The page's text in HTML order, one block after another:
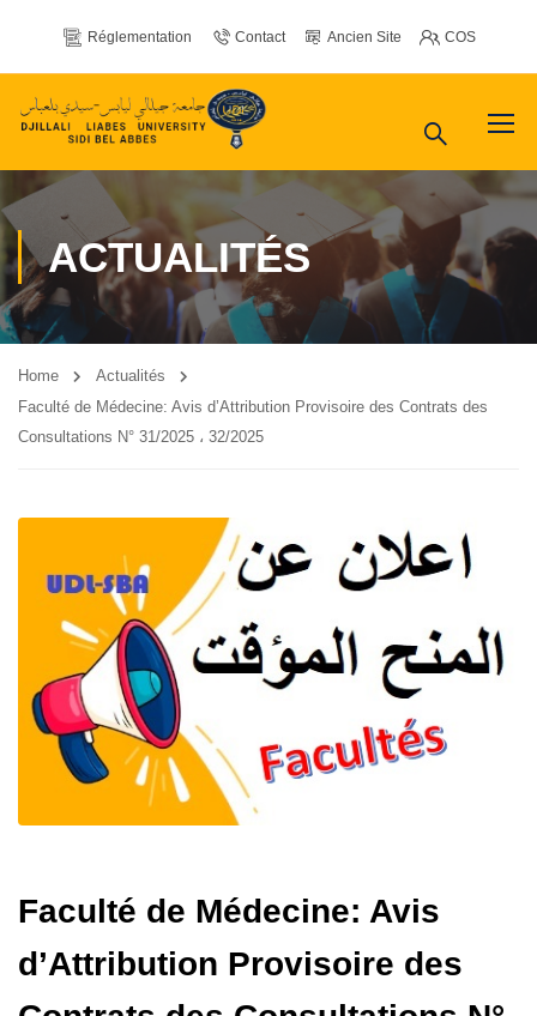
Réglementation Contact Ancien Site COS
ACTUALITÉS
Home
Actualités
Faculté de Médecine: Avis d’Attribution Provisoire des Contrats des
Consultations N° 31/2025 ، 32/2025
Faculté de Médecine: Avis
d’Attribution Provisoire des